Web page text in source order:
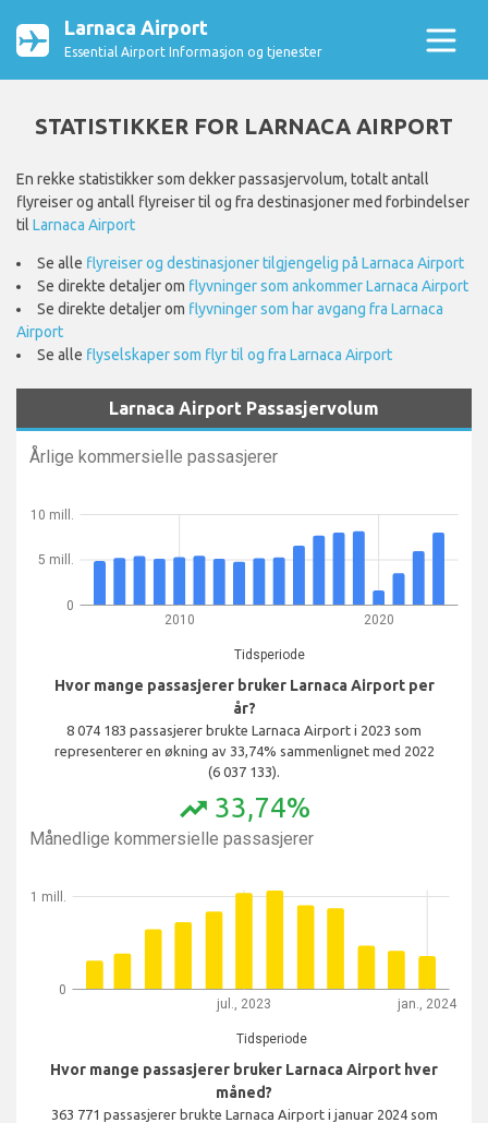
Larnaca Airport
Essential Airport Informasjon og tjenester
STATISTIKKER FOR LARNACA AIRPORT
En rekke statistikker som dekker passasjervolum, totalt antall
flyreiser og antall flyreiser til og fra destinasjoner med forbindelser
til Larnaca Airport
Se alle flyreiser og destinasjoner tilgjengelig på Larnaca Airport
Se direkte detaljer om flyvninger som ankommer Larnaca Airport
Se direkte detaljer om flyvninger som har avgang fra Larnaca
Airport
Se alle flyselskaper som flyr til og fra Larnaca Airport
Larnaca Airport Passasjervolum
Årlige kommersielle passasjerer
2010 2020
Tidsperiode
0
5 mill.
10 mill.
Hvor mange passasjerer bruker Larnaca Airport per
år?
8 074 183 passasjerer brukte Larnaca Airport i 2023 som
representerer en økning av 33,74% sammenlignet med 2022
(6 037 133).
trending_up 33,74%
Månedlige kommersielle passasjerer
jul., 2023 jan., 2024
Tidsperiode
0
1 mill.
Hvor mange passasjerer bruker Larnaca Airport hver
måned?
363 771 passasjerer brukte Larnaca Airport i januar 2024 som